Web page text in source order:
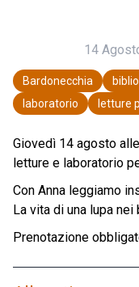
14
Bardonecchia
laboratorio
letture
Giovedì 14 agosto
letture e laboratorio
Con Anna leggiamo
La vita di una lupa
Prenotazione